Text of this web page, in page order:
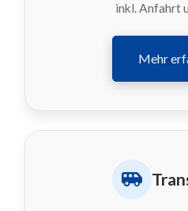
inkl. Anfahrt
Mehr